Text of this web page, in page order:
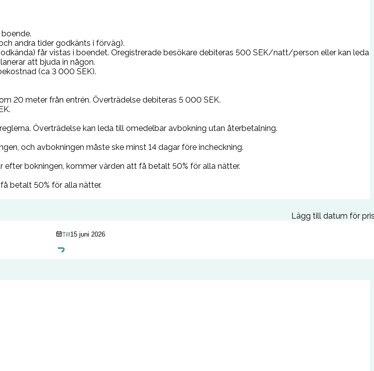
andra tider godkänts i förväg).
får vistas i boendet. Oregistrerade besökare debiteras 500 SEK/natt/person eller kan leda
att bjuda in någon.
(ca 3 000 SEK).
20 meter från entrén. Överträdelse debiteras 5 000 SEK.
Överträdelse kan leda till omedelbar avbokning utan återbetalning.
och avbokningen måste ske minst 14 dagar före incheckning.
bokningen, kommer värden att få betalt 50% för alla nätter.
betalt 50% för alla nätter.
Lägg till datum för
Till 15 juni 2026